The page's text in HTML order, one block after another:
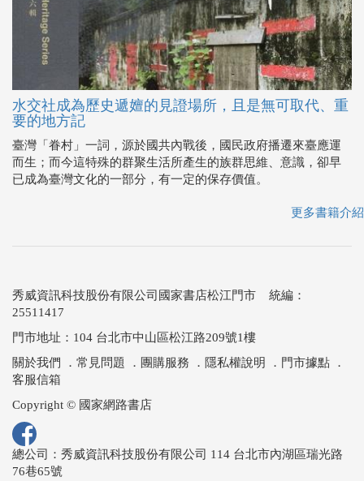
水交社成為歷史遞嬗的見證場所，且是無可取代、重
要的地方記
臺灣「眷村」一詞，源於國共內戰後，國民政府播遷來臺應運
而生；而今這特殊的群聚生活所產生的族群思維、意識，卻早
已成為臺灣文化的一部分，有一定的保存價值。
更多書籍介紹
秀威資訊科技股份有限公司國家書店松江門市 統編：
25511417
門市地址：104 台北市中山區松江路209號1樓
關於我們
． 常見問題 ． 團購服務 ． 隱私權說明 ． 門市據點 ．
客服信箱
Copyright © 國家網路書店
總公司：秀威資訊科技股份有限公司 114 台北市內湖區瑞光路
76巷65號